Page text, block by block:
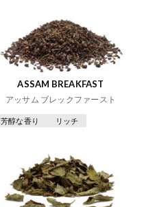
ASSAM BREAKFAST
アッサム ブレックファースト
芳醇な香り リッチ